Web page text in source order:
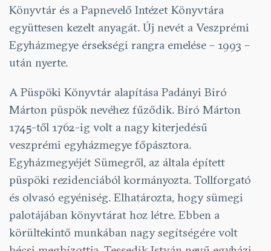
Könyvtár és a Papnevelő Intézet Könyvtára
együttesen kezelt anyagát. Új nevét a Veszprémi
Egyházmegye érsekségi rangra emelése – 1993 –
után nyerte.
A Püspöki Könyvtár alapítása Padányi Biró
Márton püspök nevéhez fűződik. Bíró Márton
1745-től 1762-ig volt a nagy kiterjedésű
veszprémi egyházmegye főpásztora.
Egyházmegyéjét Sümegről, az általa épített
püspöki rezidenciából kormányozta. Tollforgató
és olvasó egyéniség. Elhatározta, hogy sümegi
palotájában könyvtárat hoz létre. Ebben a
körültekintő munkában nagy segítségére volt